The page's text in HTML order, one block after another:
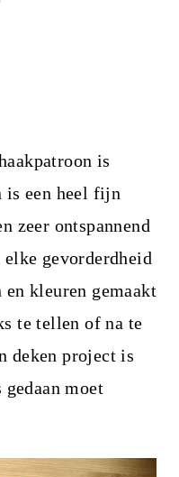
is
is een heel fijn
zeer ontspannend
gevorderdheid
kleuren gemaakt
te tellen of na te
deken project is
moet